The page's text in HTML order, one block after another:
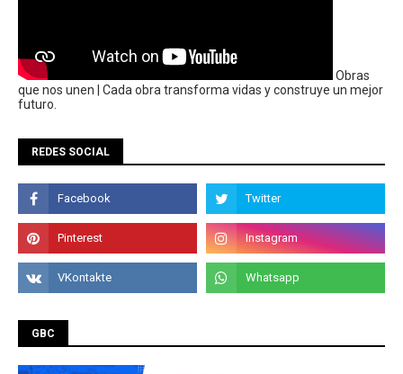
Obras
que nos unen | Cada obra transforma vidas y construye un mejor
futuro.
REDES SOCIAL
GBC